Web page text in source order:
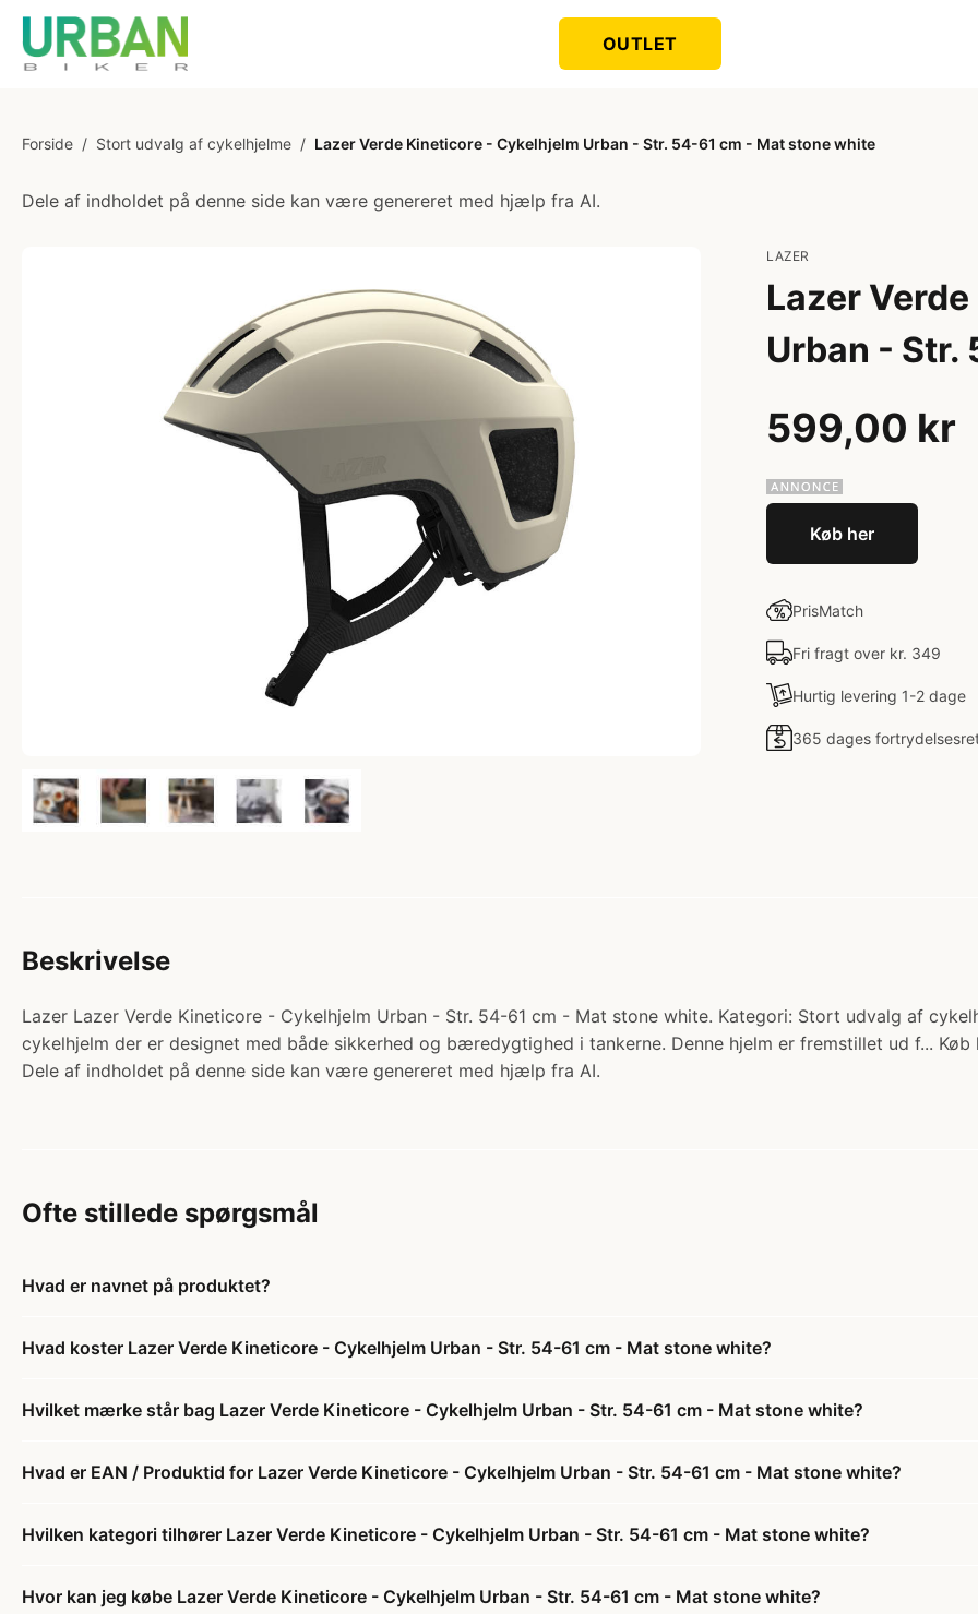
OUTLET
Forside / Stort udvalg af cykelhjelme / Lazer Verde Kineticore - Cykelhjelm Urban - Str. 54-61 cm - Mat stone white
Dele af indholdet på denne side kan være genereret med hjælp fra AI.
LAZER
Lazer
Urban - Str.
599,00 kr
Køb her
PrisMatch
Fri fragt over kr. 349
Hurtig levering 1-2 dage
365 dages
Beskrivelse
Lazer Lazer Verde Kineticore - Cykelhjelm Urban - Str. 54-61 cm - Mat stone white. Kategori: Stort udvalg af
cykelhjelm der er designet med både sikkerhed og bæredygtighed i tankerne. Denne hjelm er fremstillet ud f... Køb
Dele af indholdet på denne side kan være genereret med hjælp fra AI.
Ofte stillede spørgsmål
Hvad er navnet på produktet?
Hvad koster Lazer Verde Kineticore - Cykelhjelm Urban - Str. 54-61 cm - Mat stone white?
Hvilket mærke står bag Lazer Verde Kineticore - Cykelhjelm Urban - Str. 54-61 cm - Mat stone white?
Hvad er EAN / Produktid for Lazer Verde Kineticore - Cykelhjelm Urban - Str. 54-61 cm - Mat stone white?
Hvilken kategori tilhører Lazer Verde Kineticore - Cykelhjelm Urban - Str. 54-61 cm - Mat stone white?
Hvor kan jeg købe Lazer Verde Kineticore - Cykelhjelm Urban - Str. 54-61 cm - Mat stone white?